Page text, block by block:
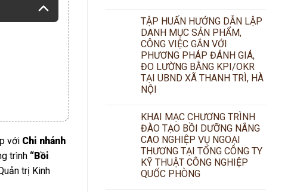
với Chi nhánh
trình “Bồi
trị Kinh
TẬP HUẤN HƯỚNG DẪN LẬP
DANH MỤC SẢN PHẨM,
CÔNG VIỆC GẮN VỚI
PHƯƠNG PHÁP ĐÁNH GIÁ,
ĐO LƯỜNG BẰNG KPI/OKR
TẠI UBND XÃ THANH TRÌ, HÀ
NỘI
KHAI MẠC CHƯƠNG TRÌNH
ĐÀO TẠO BỒI DƯỠNG NÂNG
CAO NGHIỆP VỤ NGOẠI
THƯƠNG TẠI TỔNG CÔNG TY
KỸ THUẬT CÔNG NGHIỆP
QUỐC PHÒNG